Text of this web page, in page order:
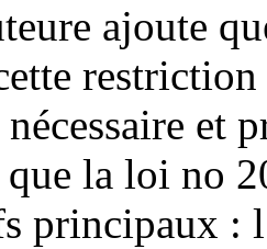
ajoute
restriction
et
la loi no
principaux :